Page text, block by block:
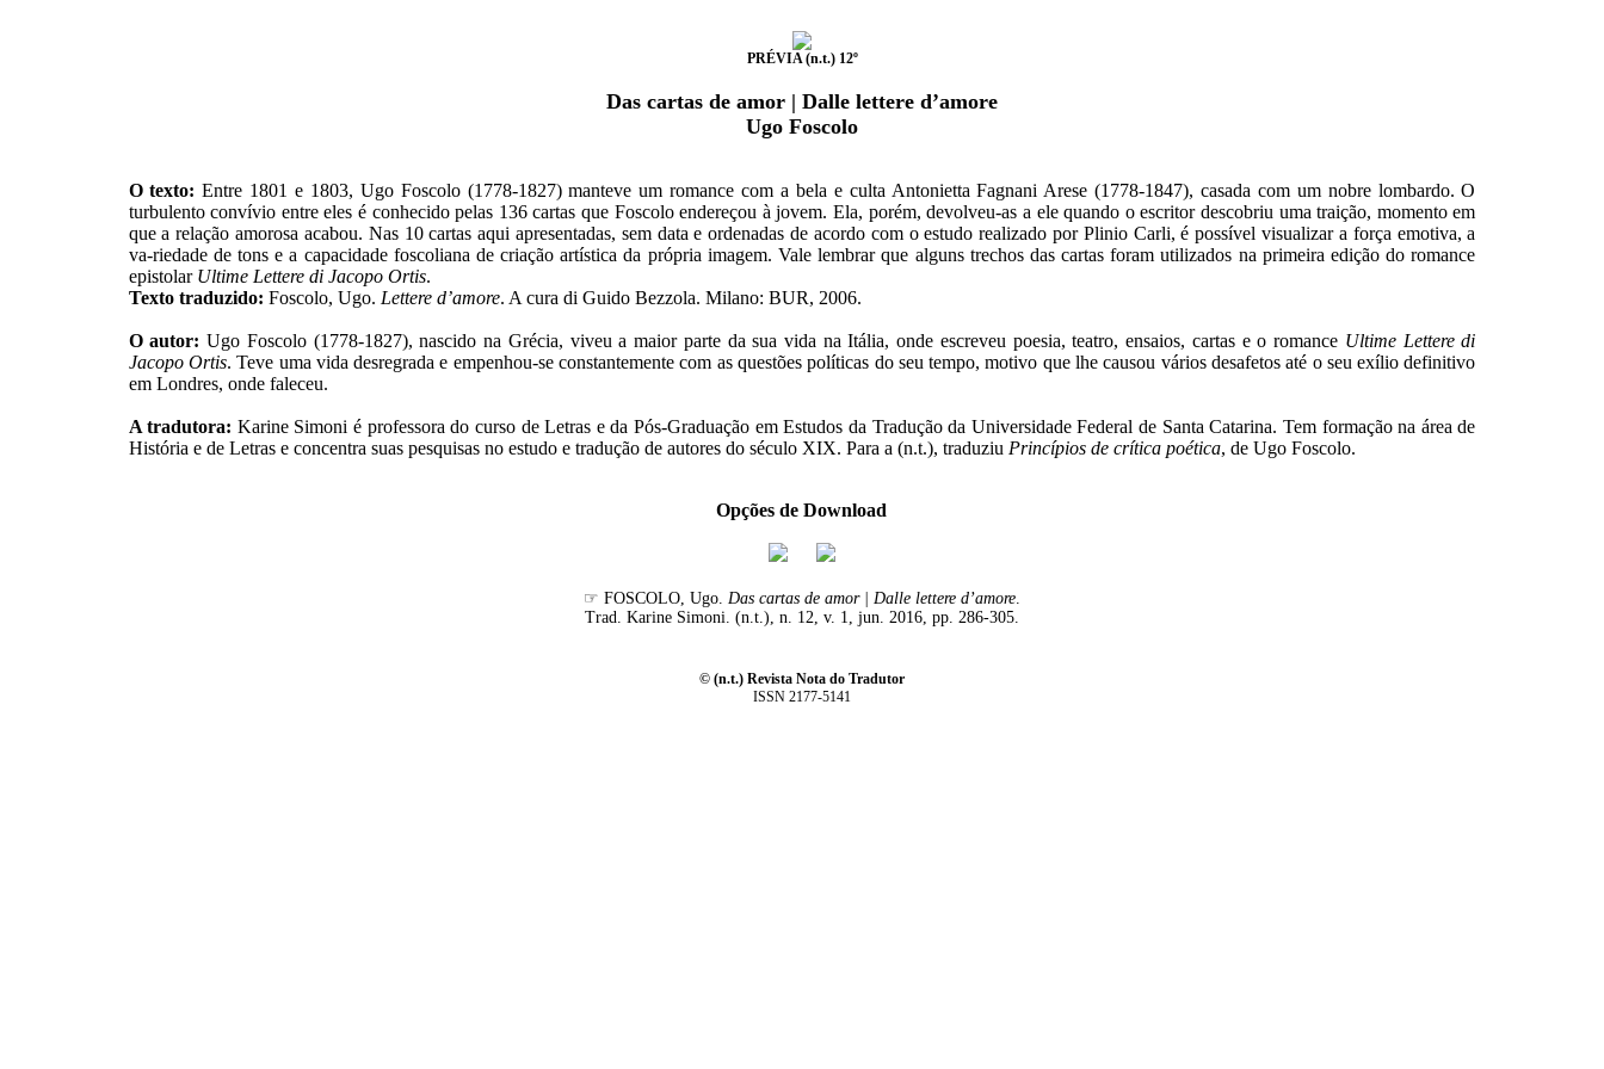
PRÉVIA (n.t.) 12º
Das cartas de amor | Dalle lettere d’amore
Ugo Foscolo
O texto: Entre 1801 e 1803, Ugo Foscolo (1778-1827) manteve um romance com a bela e culta Antonietta Fagnani Arese (1778-1847), casada com um nobre lombardo. O
turbulento convívio entre eles é conhecido pelas 136 cartas que Foscolo endereçou à jovem. Ela, porém, devolveu-as a ele quando o escritor descobriu uma traição, momento em
que a relação amorosa acabou. Nas 10 cartas aqui apresentadas, sem data e ordenadas de acordo com o estudo realizado por Plinio Carli, é possível visualizar a força emotiva, a
va-riedade de tons e a capacidade foscoliana de criação artística da própria imagem. Vale lembrar que alguns trechos das cartas foram utilizados na primeira edição do romance
epistolar Ultime Lettere di Jacopo Ortis.
Texto traduzido: Foscolo, Ugo. Lettere d’amore. A cura di Guido Bezzola. Milano: BUR, 2006.
O autor: Ugo Foscolo (1778-1827), nascido na Grécia, viveu a maior parte da sua vida na Itália, onde escreveu poesia, teatro, ensaios, cartas e o romance Ultime Lettere di
Jacopo Ortis. Teve uma vida desregrada e empenhou-se constantemente com as questões políticas do seu tempo, motivo que lhe causou vários desafetos até o seu exílio definitivo
em Londres, onde faleceu.
A tradutora: Karine Simoni é professora do curso de Letras e da Pós-Graduação em Estudos da Tradução da Universidade Federal de Santa Catarina. Tem formação na área de
História e de Letras e concentra suas pesquisas no estudo e tradução de autores do século XIX. Para a (n.t.), traduziu Princípios de crítica poética, de Ugo Foscolo.
Opções de Download
☞ FOSCOLO, Ugo. Das cartas de amor | Dalle lettere d’amore.
Trad. Karine Simoni. (n.t.), n. 12, v. 1, jun. 2016, pp. 286-305.
© (n.t.) Revista Nota do Tradutor
ISSN 2177-5141